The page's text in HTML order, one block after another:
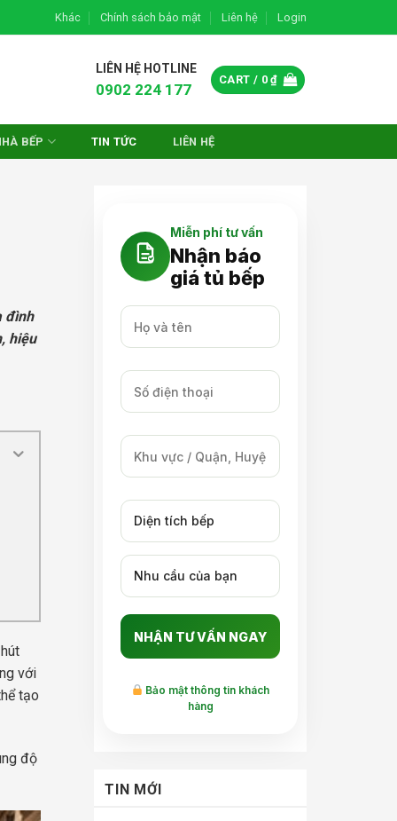
Khác Chính sách bảo mật Liên hệ Login
LIÊN HỆ HOTLINE
0902 224 177
CART / 0₫
BẾP TIN TỨC LIÊN HỆ
đình
hiệu
với
tạo
độ
Miễn phí tư vấn
Nhận báo
giá tủ bếp
Bảo mật thông tin khách
hàng
TIN MỚI